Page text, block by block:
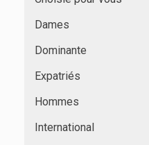
Dames
Dominante
Expatriés
Hommes
International